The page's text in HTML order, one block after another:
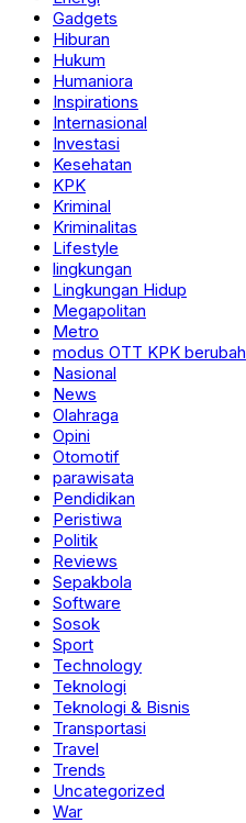
Gadgets
Hiburan
Hukum
Humaniora
Inspirations
Internasional
Investasi
Kesehatan
KPK
Kriminal
Kriminalitas
Lifestyle
lingkungan
Lingkungan Hidup
Megapolitan
Metro
modus OTT KPK berubah
Nasional
News
Olahraga
Opini
Otomotif
parawisata
Pendidikan
Peristiwa
Politik
Reviews
Sepakbola
Software
Sosok
Sport
Technology
Teknologi
Teknologi & Bisnis
Transportasi
Travel
Trends
Uncategorized
War